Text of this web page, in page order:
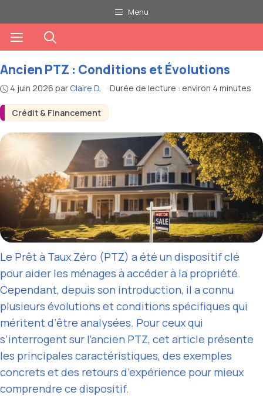
au
contenu
Menu
Menu
Crédit & Financement
Ancien PTZ : Conditions et Évolutions
4 juin 2026 par Claire D. · Durée de lecture : environ 4 minutes
Le Prêt à Taux Zéro (PTZ) a été un dispositif clé
pour aider les ménages à accéder à la propriété.
Cependant, depuis son introduction, il a connu
plusieurs évolutions et conditions spécifiques qui
méritent d’être analysées. Pour ceux qui
s’interrogent sur l’ancien PTZ, cet article présente
les principales caractéristiques, des exemples
concrets et des retours d’expérience pour mieux
comprendre ce dispositif.